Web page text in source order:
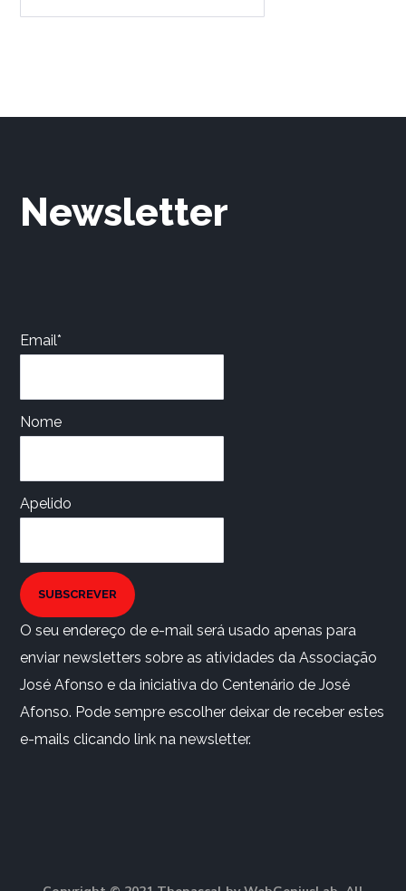
Newsletter
Email*
Nome
Apelido
SUBSCREVER
O seu endereço de e-mail será usado apenas para
enviar newsletters sobre as atividades da Associação
José Afonso e da iniciativa do Centenário de José
Afonso. Pode sempre escolher deixar de receber estes
e-mails clicando link na newsletter.